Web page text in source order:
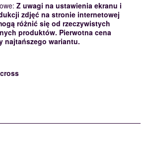
Z uwagi na ustawienia ekranu i
zdjęć na stronie internetowej
różnić się od rzeczywistych
produktów. Pierwotna cena
najtańszego wariantu.